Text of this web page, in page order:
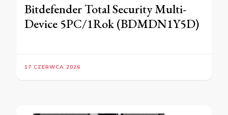
Bitdefender Total Security Multi-
Device 5PC/1Rok (BDMDN1Y5D)
17 CZERWCA 2026